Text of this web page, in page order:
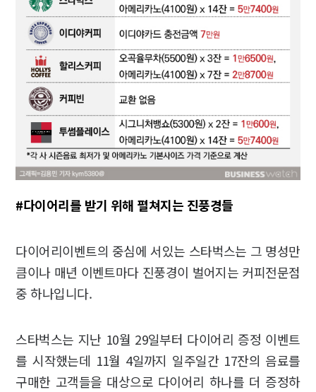
#다이어리를 받기 위해 펼쳐지는 진풍경들
다이어리이벤트의 중심에 서있는 스타벅스는 그 명성만
큼이나 매년 이벤트마다 진풍경이 벌어지는 커피전문점
중 하나입니다.
스타벅스는 지난 10월 29일부터 다이어리 증정 이벤트
를 시작했는데 11월 4일까지 일주일간 17잔의 음료를
구매한 고객들을 대상으로 다이어리 하나를 더 증정하